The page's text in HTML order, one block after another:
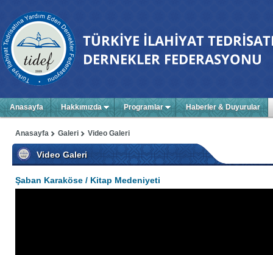
Anasayfa Hakkımızda Programlar Haberler & Duyurular
Video Galeri
Galeri
Anasayfa
Video Galeri
Şaban Karaköse / Kitap Medeniyeti